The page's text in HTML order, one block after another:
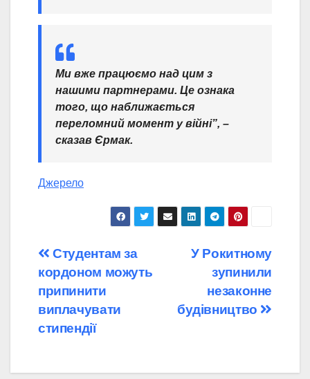
Ми вже працюємо над цим з
нашими партнерами. Це ознака
того, що наближається
переломний момент у війні”, –
сказав Єрмак.
Джерело
Навігація
записів
У Рокитному
зупинили
незаконне
будівництво
Студентам за
кордоном можуть
припинити
виплачувати
стипендії